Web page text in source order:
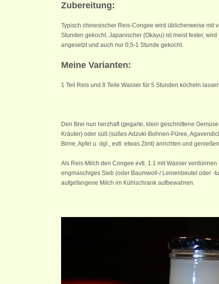
Zubereitung:
Typisch chinesischer Reis-Congee wird üblicherweise mit
Stunden gekocht. Japanischer (Okayu) ist meist fester,
angesetzt und auch nur 0,5-1 Stunde gekocht.
Meine Varianten:
1 Teil Reis und 8 Teile Wasser für 5 Stunden köcheln
Den Brei nun herzhaft (gegarte, klein geschnittene
Kräuter) oder süß (süßes Adzuki-Bohnen-Püree,
Birne, Apfel u. dgl., evtl. etwas Zimt) anrichten und
Als Reis-Milch den Congee evtl. 1:1 mit Wasser
engmaschiges Sieb (oder Baumwoll-/ Leinenbeutel oder -
aufgefangene Milch im Kühlschrank aufbewahren.